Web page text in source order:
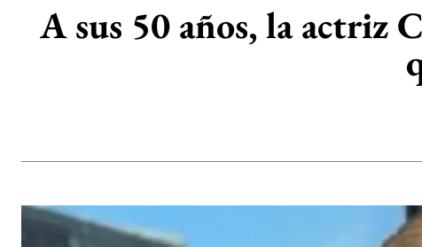
A sus 50 años, la actriz